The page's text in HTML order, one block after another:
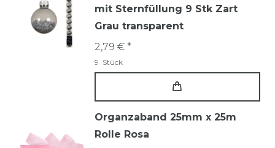
mit Sternfüllung 9 Stk Zart
Grau transparent
2,79 € *
9 Stück
Organzaband 25mm x 25m
Rolle Rosa